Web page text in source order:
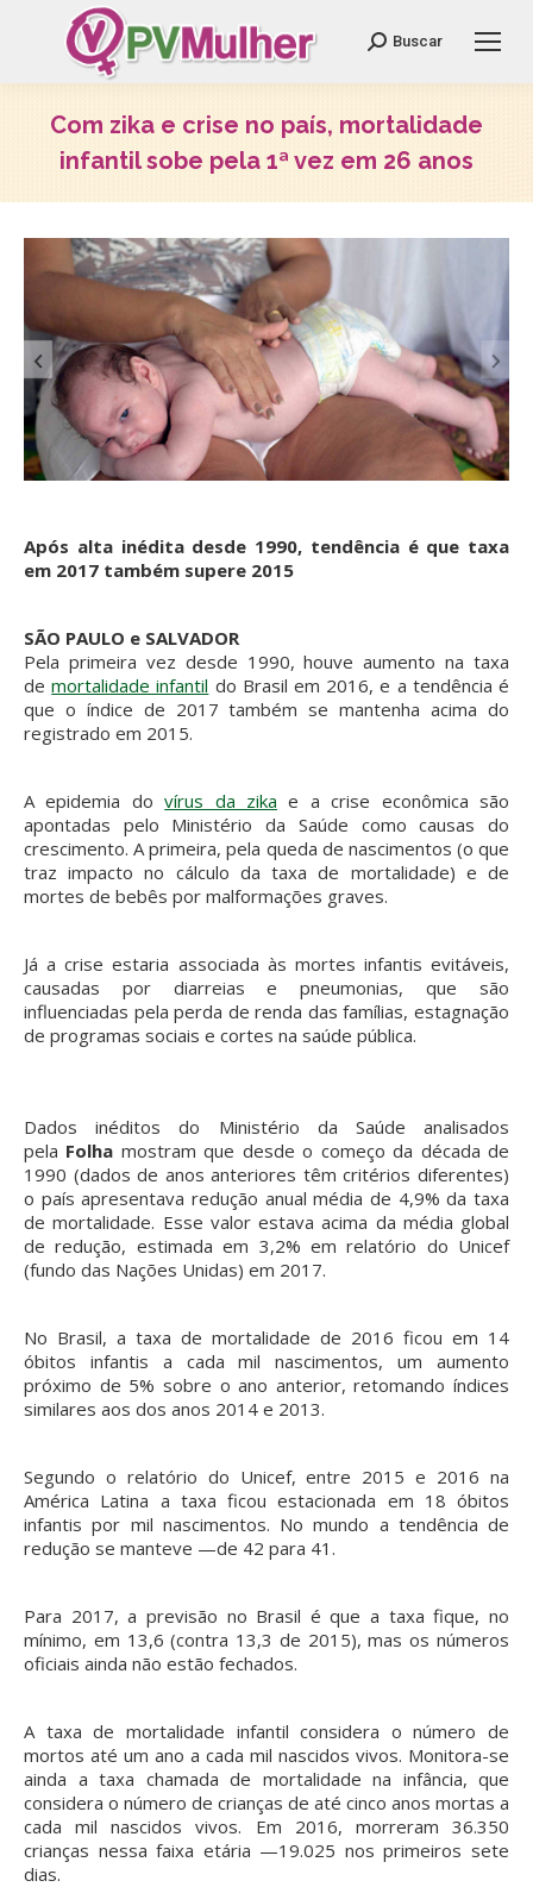
Search:
Buscar
Com zika e crise no país, mortalidade
infantil sobe pela 1ª vez em 26 anos
Após alta inédita desde 1990, tendência é que taxa
em 2017 também supere 2015
SÃO PAULO e SALVADOR
Pela primeira vez desde 1990, houve aumento na taxa
demortalidade infantil do Brasil em 2016, e a tendência é
que o índice de 2017 também se mantenha acima do
registrado em 2015.
A epidemia dovírus da zika e a crise econômica são
apontadas pelo Ministério da Saúde como causas do
crescimento. A primeira, pela queda de nascimentos (o que
traz impacto no cálculo da taxa de mortalidade) e de
mortes de bebês por malformações graves.
Já a crise estaria associada às mortes infantis evitáveis,
causadas por diarreias e pneumonias, que são
influenciadas pela perda de renda das famílias, estagnação
de programas sociais e cortes na saúde pública.
Dados inéditos do Ministério da Saúde analisados
pela Folha mostram que desde o começo da década de
1990 (dados de anos anteriores têm critérios diferentes)
o país apresentava redução anual média de 4,9% da taxa
de mortalidade. Esse valor estava acima da média global
de redução, estimada em 3,2% em relatório do Unicef
(fundo das Nações Unidas) em 2017.
No Brasil, a taxa de mortalidade de 2016 ficou em 14
óbitos infantis a cada mil nascimentos, um aumento
próximo de 5% sobre o ano anterior, retomando índices
similares aos dos anos 2014 e 2013.
Segundo o relatório do Unicef, entre 2015 e 2016 na
América Latina a taxa ficou estacionada em 18 óbitos
infantis por mil nascimentos. No mundo a tendência de
redução se manteve —de 42 para 41.
Para 2017, a previsão no Brasil é que a taxa fique, no
mínimo, em 13,6 (contra 13,3 de 2015), mas os números
oficiais ainda não estão fechados.
A taxa de mortalidade infantil considera o número de
mortos até um ano a cada mil nascidos vivos. Monitora-se
ainda a taxa chamada de mortalidade na infância, que
considera o número de crianças de até cinco anos mortas a
cada mil nascidos vivos. Em 2016, morreram 36.350
crianças nessa faixa etária —19.025 nos primeiros sete
dias.